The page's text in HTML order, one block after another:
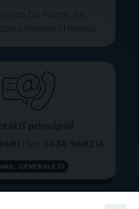
GENERALE